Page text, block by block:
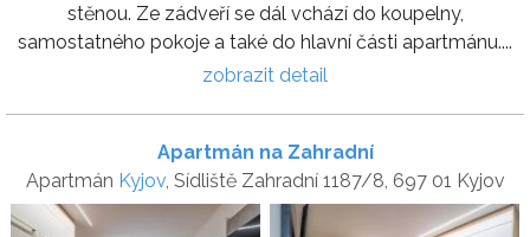
stěnou. Ze zádveří se dál vchází do koupelny,
samostatného pokoje a také do hlavní části apartmánu....
zobrazit detail
Apartmán na Zahradní
Apartmán Kyjov, Sídliště Zahradní 1187/8, 697 01 Kyjov